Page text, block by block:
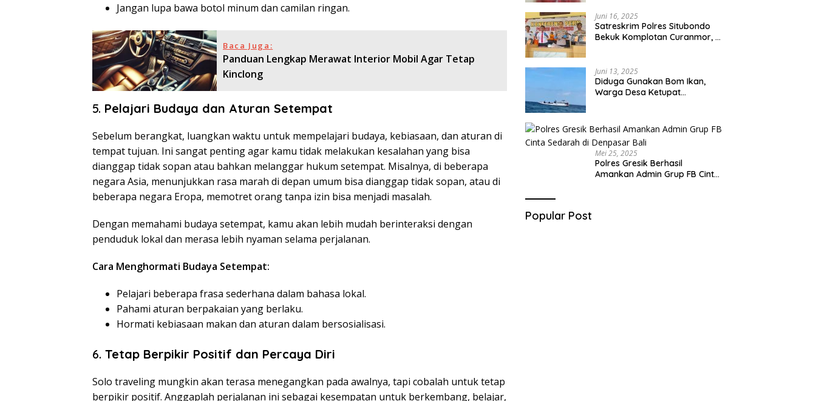
Jangan lupa bawa botol minum dan camilan ringan.
Baca Juga:
Panduan Lengkap Merawat Interior Mobil Agar Tetap
Kinclong
5. Pelajari Budaya dan Aturan Setempat
Sebelum berangkat, luangkan waktu untuk mempelajari budaya, kebiasaan, dan aturan di
tempat tujuan. Ini sangat penting agar kamu tidak melakukan kesalahan yang bisa
dianggap tidak sopan atau bahkan melanggar hukum setempat. Misalnya, di beberapa
negara Asia, menunjukkan rasa marah di depan umum bisa dianggap tidak sopan, atau di
beberapa negara Eropa, memotret orang tanpa izin bisa menjadi masalah.
Dengan memahami budaya setempat, kamu akan lebih mudah berinteraksi dengan
penduduk lokal dan merasa lebih nyaman selama perjalanan.
Cara Menghormati Budaya Setempat:
Pelajari beberapa frasa sederhana dalam bahasa lokal.
Pahami aturan berpakaian yang berlaku.
Hormati kebiasaan makan dan aturan dalam bersosialisasi.
6. Tetap Berpikir Positif dan Percaya Diri
Solo traveling mungkin akan terasa menegangkan pada awalnya, tapi cobalah untuk tetap
berpikir positif. Anggaplah perjalanan ini sebagai kesempatan untuk berkembang, belajar,
Juni 16, 2025
Satreskrim Polres Situbondo
Bekuk Komplotan Curanmor, 9
Juni 13, 2025
Diduga Gunakan Bom Ikan,
Warga Desa Ketupat
Mei 25, 2025
Polres Gresik Berhasil
Amankan Admin Grup FB Cinta
Popular Post